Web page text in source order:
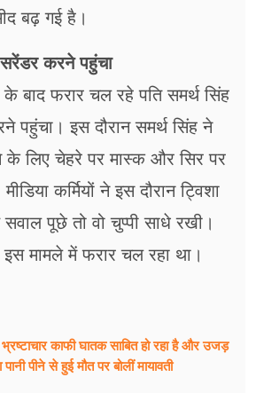
बढ़ गई है।
सरेंडर करने पहुंचा
के बाद फरार चल रहे पति समर्थ सिंह
पहुंचा। इस दौरान समर्थ सिंह ने
के लिए चेहरे पर मास्क और सिर पर
कर्मियों ने इस दौरान ट्विशा
पूछे तो वो चुप्पी साधे रखी।
मामले में फरार चल रहा था।
भ्रष्टाचार काफी घातक साबित हो रहा है और उजड़
पीने से हुई मौत पर बोलीं मायावती